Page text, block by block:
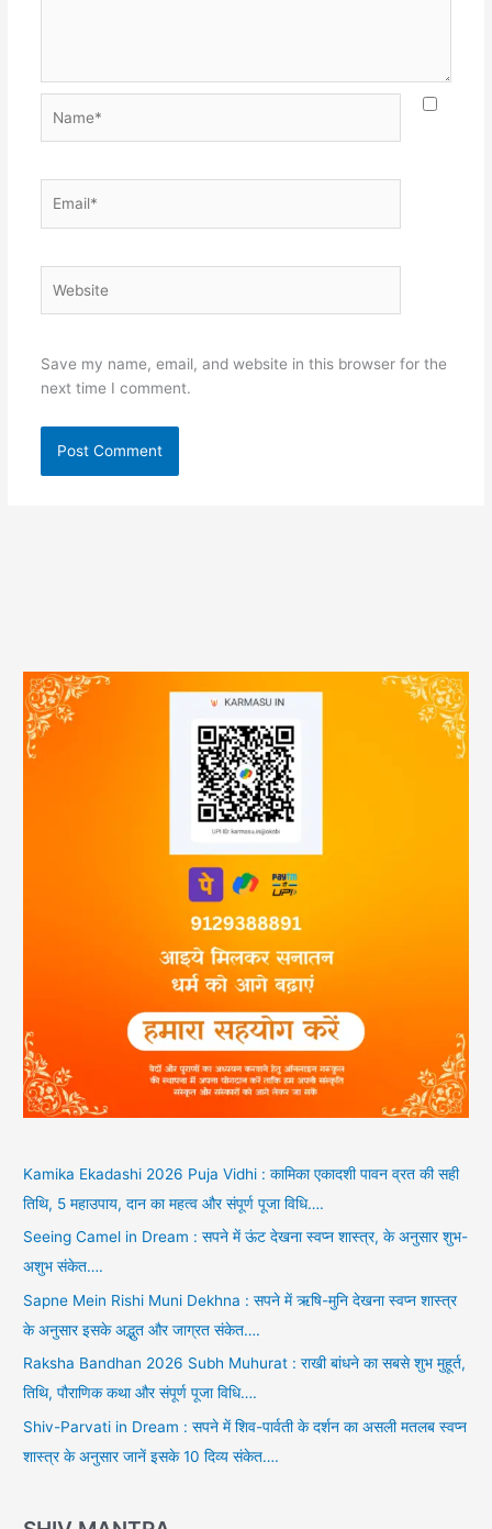
Save my name, email, and website in this browser for the
next time I comment.
Kamika Ekadashi 2026 Puja Vidhi : कामिका एकादशी पावन व्रत की सही
तिथि, 5 महाउपाय, दान का महत्व और संपूर्ण पूजा विधि….
Seeing Camel in Dream : सपने में ऊंट देखना स्वप्न शास्त्र, के अनुसार शुभ-
अशुभ संकेत….
Sapne Mein Rishi Muni Dekhna : सपने में ऋषि-मुनि देखना स्वप्न शास्त्र
के अनुसार इसके अद्भुत और जाग्रत संकेत….
Raksha Bandhan 2026 Subh Muhurat : राखी बांधने का सबसे शुभ मुहूर्त,
तिथि, पौराणिक कथा और संपूर्ण पूजा विधि….
Shiv-Parvati in Dream : सपने में शिव-पार्वती के दर्शन का असली मतलब स्वप्न
शास्त्र के अनुसार जानें इसके 10 दिव्य संकेत….